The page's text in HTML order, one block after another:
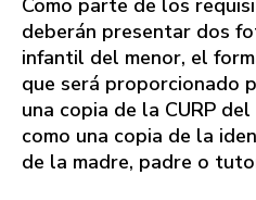
Como parte de los
deberán presentar dos
infantil del menor, el
que será proporcionado
una copia de la CURP
como una copia de la
de la madre, padre o